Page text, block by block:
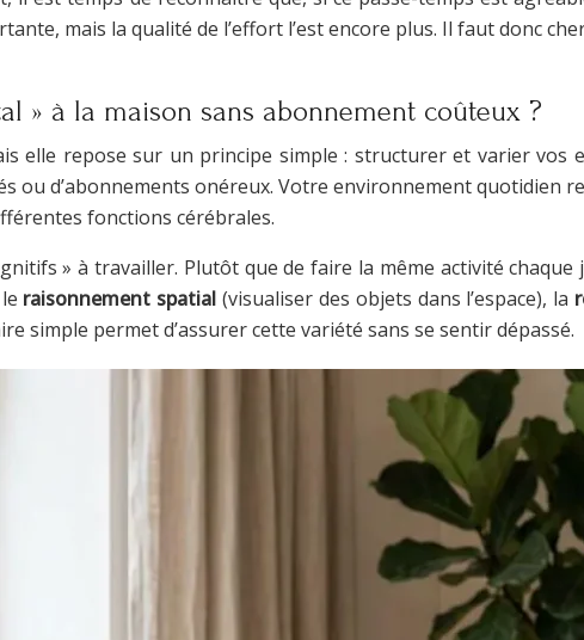
mais la qualité de l’effort l’est encore plus. Il faut donc
» à la maison sans abonnement coûteux ?
elle repose sur un principe simple : structurer et varier
ou d’abonnements onéreux. Votre environnement quotidien
fonctions cérébrales.
» à travailler. Plutôt que de faire la même activité
raisonnement spatial (visualiser des objets dans l’espace), la
simple permet d’assurer cette variété sans se sentir dépassé.